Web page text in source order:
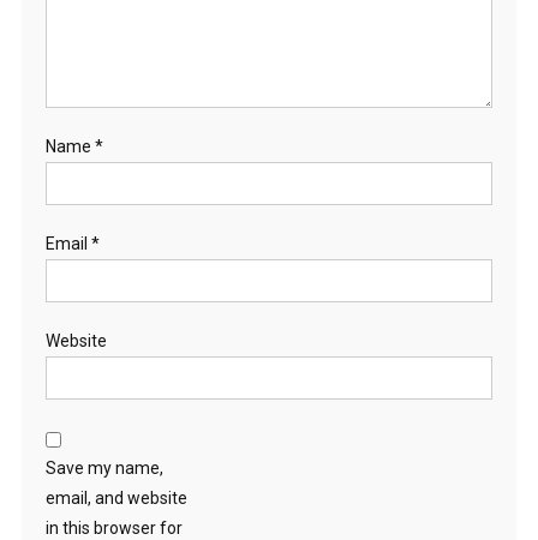
Name *
Email *
Website
Save my name,
email, and website
in this browser for